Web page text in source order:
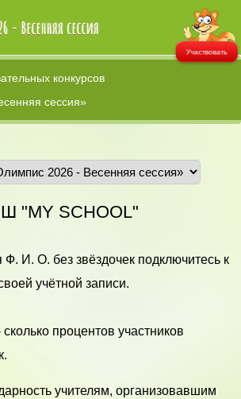
Участвовать
конкурсов
сессия»
"MY SCHOOL"
И. О. без звёздочек подключитесь к
учётной записи.
процентов участников
учителям, организовавшим